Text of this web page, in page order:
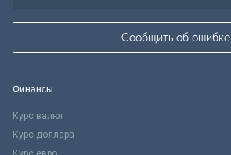
Сообщить об ошибке
Финансы
Курс валют
Курс доллара